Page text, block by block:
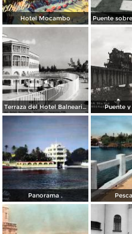
Hotel Mocambo
Terraza del Hotel Balneario Mocambo Puente
Panorama .